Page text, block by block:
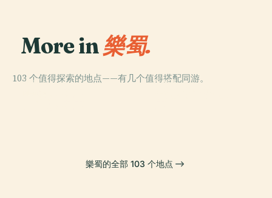
More in樂蜀.
103 个值得探索的地点——有几个值得搭配同游。
PLACE
帝王谷
PLACE
哈特谢普苏特神